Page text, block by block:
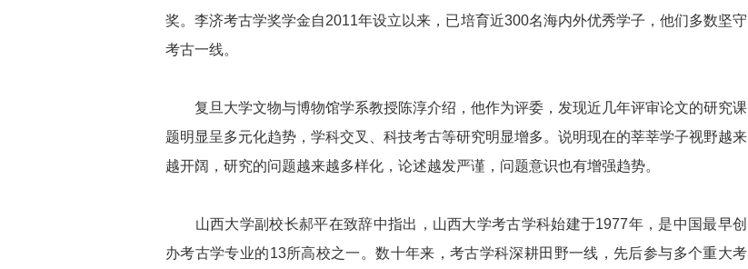
奖。李济考古学奖学金自2011年设立以来，已培育近300名海内外优秀学子，他们多数坚守
考古一线。
复旦大学文物与博物馆学系教授陈淳介绍，他作为评委，发现近几年评审论文的研究课
题明显呈多元化趋势，学科交叉、科技考古等研究明显增多。说明现在的莘莘学子视野越来
越开阔，研究的问题越来越多样化，论述越发严谨，问题意识也有增强趋势。
山西大学副校长郝平在致辞中指出，山西大学考古学科始建于1977年，是中国最早创
办考古学专业的13所高校之一。数十年来，考古学科深耕田野一线，先后参与多个重大考